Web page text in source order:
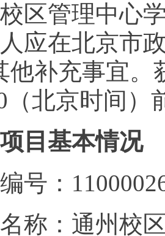
区管理中心
应在北京市
他补充事宜。
（北京时间）
目基本情况
号：
称：通州校